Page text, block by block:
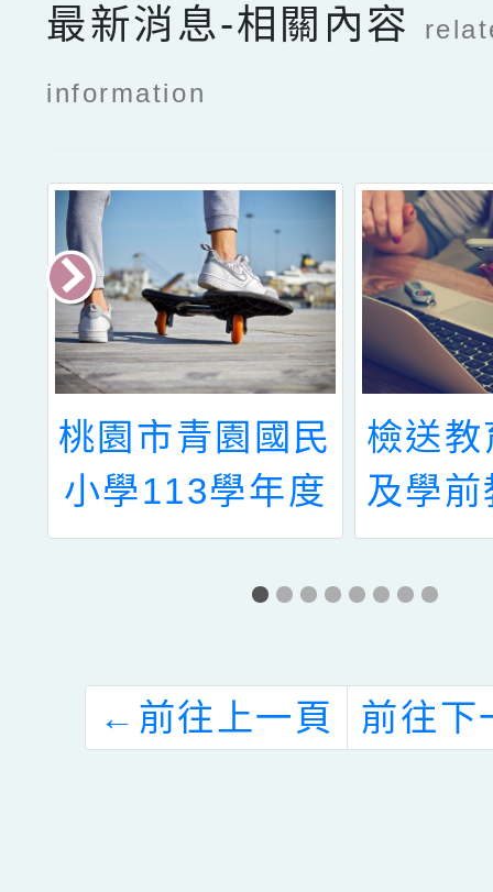
最新消息-相關內容
information
桃園市青園國民
小學113學年度
兒童課後照顧服
務教師甄選簡章
檢送
及學
理
統教
鬥士
選計
← 前往上一頁 前往下